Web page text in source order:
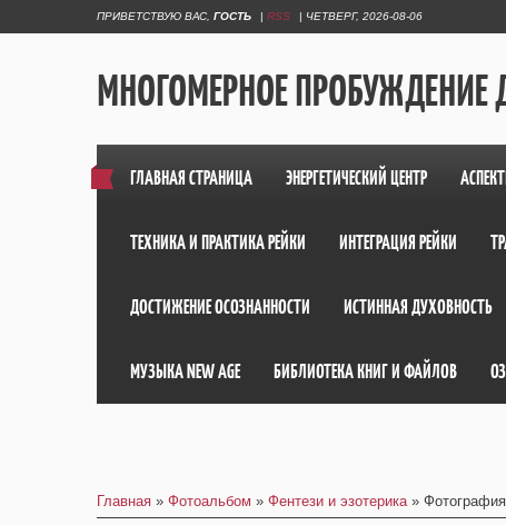
ПРИВЕТСТВУЮ ВАС ГОСТЬ | RSS | ЧЕТВЕРГ, 2026-08-06
МНОГОМЕРНОЕ ПРОБУЖДЕНИЕ
ГЛАВНАЯ СТРАНИЦА ЭНЕРГЕТИЧЕСКИЙ ЦЕНТР
ТЕХНИКА И ПРАКТИКА РЕЙКИ ИНТЕГРАЦИЯ РЕЙКИ
ДОСТИЖЕНИЕ ОСОЗНАННОСТИ ИСТИННАЯ ДУХОВНОСТЬ
МУЗЫКА NEW AGE БИБЛИОТЕКА КНИГ И ФАЙЛОВ
Главная » Фотоальбом » Фентези и эзотерика»